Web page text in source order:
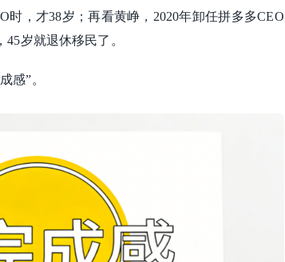
时，才38岁；再看黄峥，2020年卸任拼多多CEO
岁就退休移民了。
感”。